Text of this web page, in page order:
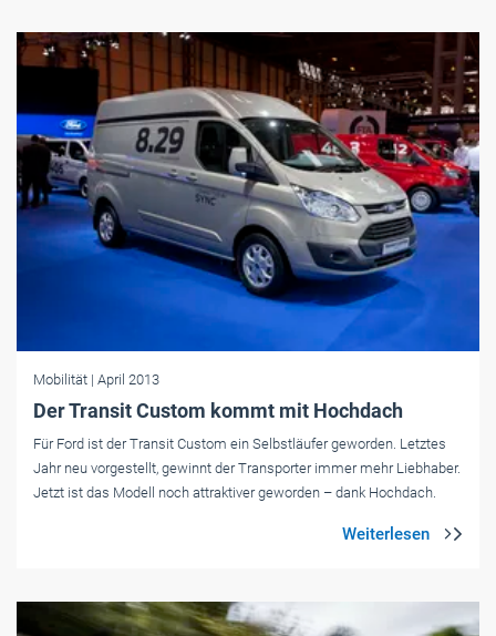
Mobilität | April 2013
Der Transit Custom kommt mit Hochdach
Für Ford ist der Transit Custom ein Selbstläufer geworden. Letztes
Jahr neu vorgestellt, gewinnt der Transporter immer mehr Liebhaber.
Jetzt ist das Modell noch attraktiver geworden – dank Hochdach.